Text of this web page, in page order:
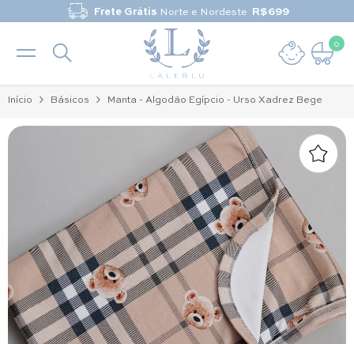
Pular para o conteúdo
Frete Grátis Norte e Nordeste R$699
0
0
Início Básicos Manta - Algodão Egípcio - Urso Xadrez Bege